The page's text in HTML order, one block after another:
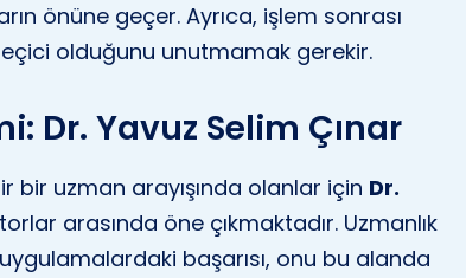
önüne geçer. Ayrıca, işlem sonrası
olduğunu unutmamak gerekir.
Dr. Yavuz Selim Çınar
bir uzman arayışında olanlar için Dr.
arasında öne çıkmaktadır. Uzmanlık
başarısı, onu bu alanda